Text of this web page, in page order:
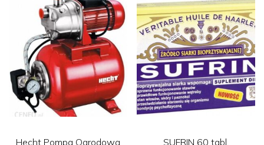
Hecht Pompa Ogrodowa
SUFRIN 60 tabl.